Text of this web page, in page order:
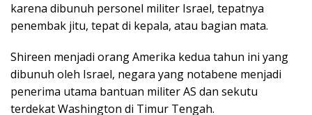
karena dibunuh personel militer Israel, tepatnya
penembak jitu, tepat di kepala, atau bagian mata.
Shireen menjadi orang Amerika kedua tahun ini yang
dibunuh oleh Israel, negara yang notabene menjadi
penerima utama bantuan militer AS dan sekutu
terdekat Washington di Timur Tengah.